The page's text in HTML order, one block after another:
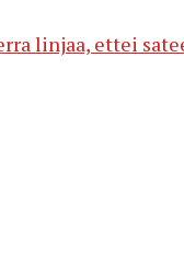
linjaa, ettei